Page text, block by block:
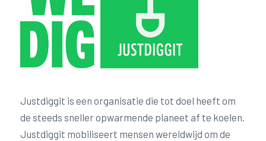
Justdiggit is een organisatie die tot doel heeft om
de steeds sneller opwarmende planeet af te koelen.
Justdiggit mobiliseert mensen wereldwijd om de